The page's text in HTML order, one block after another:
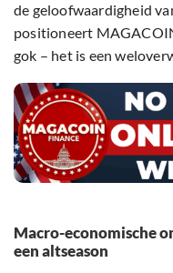
de geloofwaardigheid
positioneert
gok – het is een
Macro-economische
een altseason